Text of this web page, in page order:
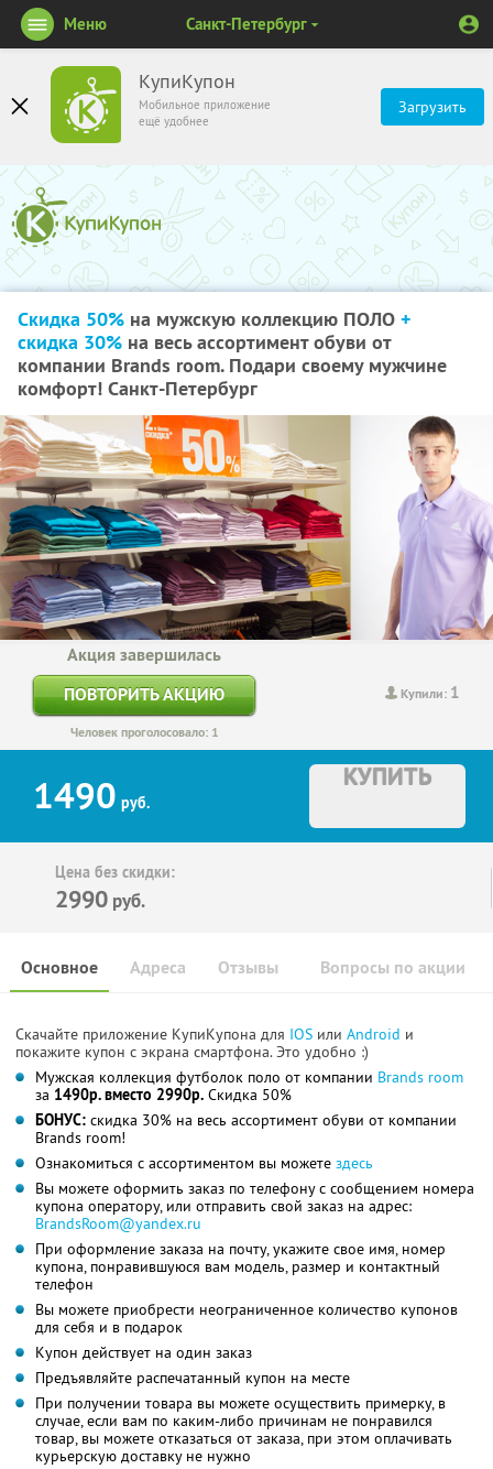
КупиКупон
Мобильное приложение
ещё удобнее
Загрузить
Меню Санкт-Петербург
Скидка 50% на мужскую коллекцию ПОЛО +
скидка 30% на весь ассортимент обуви от
компании Brands room. Подари своему мужчине
комфорт! Санкт-Петербург
Купили: 1
Акция завершилась
ПОВТОРИТЬ АКЦИЮ
Человек проголосовало: 1
1490 руб.
КУПИТЬ
Цена без скидки:
2990 руб.
Основное Отзывы Вопросы по акции
Адреса
Скачайте приложение КупиКупона для IOS или Android и
покажите купон с экрана смартфона. Это удобно :)
Мужская коллекция футболок поло от компании Brands room
за 1490р. вместо 2990р. Скидка 50%
БОНУС: скидка 30% на весь ассортимент обуви от компании
Brands room!
Ознакомиться с ассортиментом вы можете здесь
Вы можете оформить заказ по телефону с сообщением номера
купона оператору, или отправить свой заказ на адрес:
BrandsRoom@yandex.ru
При оформление заказа на почту, укажите свое имя, номер
купона, понравившуюся вам модель, размер и контактный
телефон
Вы можете приобрести неограниченное количество купонов
для себя и в подарок
Купон действует на один заказ
Предъявляйте распечатанный купон на месте
При получении товара вы можете осуществить примерку, в
случае, если вам по каким-либо причинам не понравился
товар, вы можете отказаться от заказа, при этом оплачивать
курьерскую доставку не нужно